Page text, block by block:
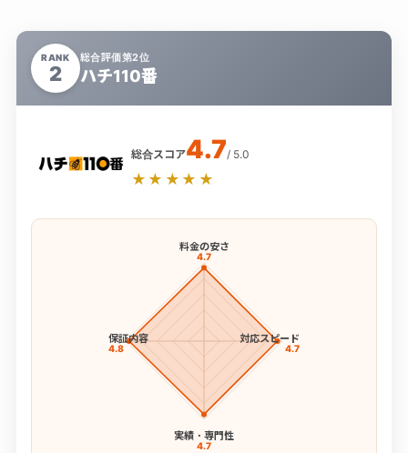
RANK
2
総合評価第2位
ハチ110番
総合スコア4.7/ 5.0
★★★★★
料金の安さ
4.7
対応スピード
4.7
実績・専門性
4.7
保証内容
4.8